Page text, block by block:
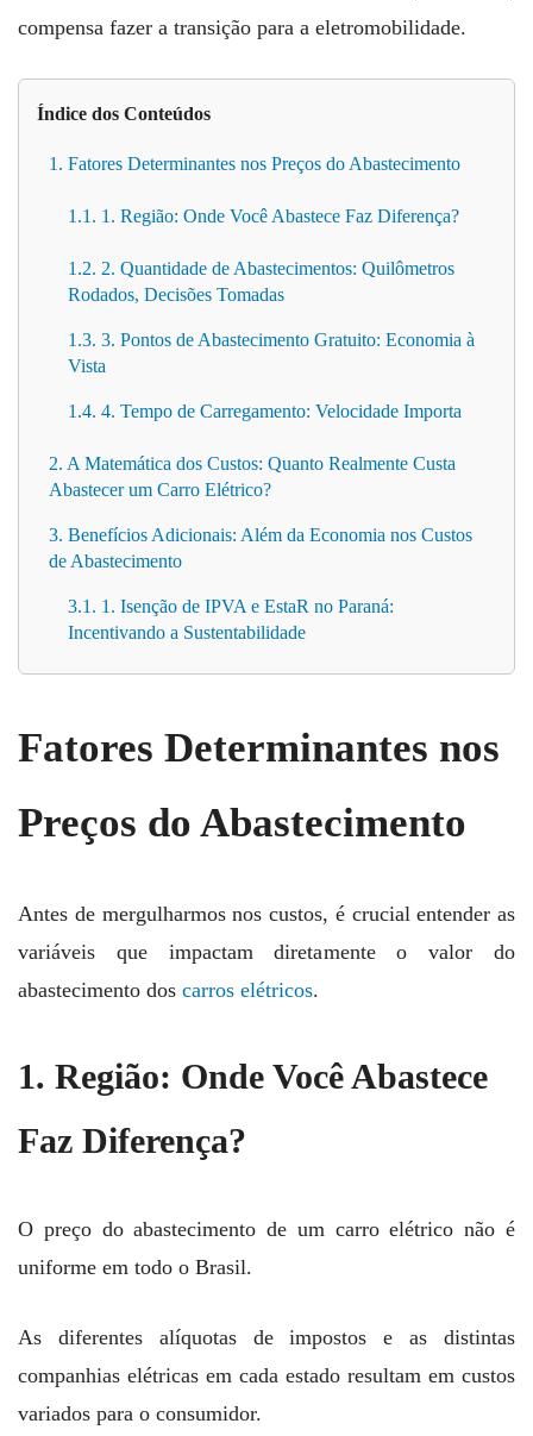
compensa fazer a transição para a eletromobilidade.
Índice dos Conteúdos
1. Fatores Determinantes nos Preços do Abastecimento
1.1. 1. Região: Onde Você Abastece Faz Diferença?
1.2. 2. Quantidade de Abastecimentos: Quilômetros
Rodados, Decisões Tomadas
1.3. 3. Pontos de Abastecimento Gratuito: Economia à
Vista
1.4. 4. Tempo de Carregamento: Velocidade Importa
2. A Matemática dos Custos: Quanto Realmente Custa
Abastecer um Carro Elétrico?
3. Benefícios Adicionais: Além da Economia nos Custos
de Abastecimento
3.1. 1. Isenção de IPVA e EstaR no Paraná:
Incentivando a Sustentabilidade
Fatores Determinantes nos
Preços do Abastecimento
Antes de mergulharmos nos custos, é crucial entender as
variáveis que impactam diretamente o valor do
abastecimento dos carros elétricos.
1. Região: Onde Você Abastece
Faz Diferença?
O preço do abastecimento de um carro elétrico não é
uniforme em todo o Brasil.
As diferentes alíquotas de impostos e as distintas
companhias elétricas em cada estado resultam em custos
variados para o consumidor.